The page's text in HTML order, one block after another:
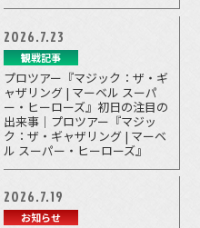
2026.7.23
観戦記事
プロツアー『マジック：ザ・ギ
ャザリング | マーベル スーパ
ー・ヒーローズ』初日の注目の
出来事｜プロツアー『マジッ
ク：ザ・ギャザリング | マーベ
ル スーパー・ヒーローズ』
2026.7.19
お知らせ